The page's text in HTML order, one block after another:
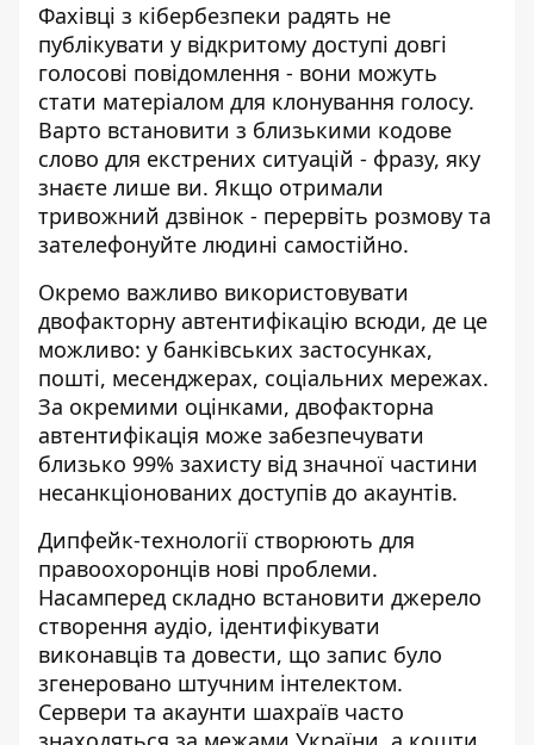
Фахівці з кібербезпеки радять не
публікувати у відкритому доступі довгі
голосові повідомлення - вони можуть
стати матеріалом для клонування голосу.
Варто встановити з близькими кодове
слово для екстрених ситуацій - фразу, яку
знаєте лише ви. Якщо отримали
тривожний дзвінок - перервіть розмову та
зателефонуйте людині самостійно.
Окремо важливо використовувати
двофакторну автентифікацію всюди, де це
можливо: у банківських застосунках,
пошті, месенджерах, соціальних мережах.
За окремими оцінками, двофакторна
автентифікація може забезпечувати
близько 99% захисту від значної частини
несанкціонованих доступів до акаунтів.
Дипфейк-технології створюють для
правоохоронців нові проблеми.
Насамперед складно встановити джерело
створення аудіо, ідентифікувати
виконавців та довести, що запис було
згенеровано штучним інтелектом.
Сервери та акаунти шахраїв часто